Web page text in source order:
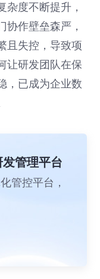
杂度不断提升，
协作壁垒森严，
且失控，导致项
让研发团队在保
，已成为企业数
管理平台
管控平台，